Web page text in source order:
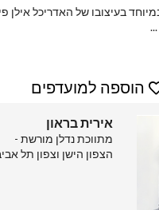
בעיצובו של האדריכל אילן
...
הוספה למועדפים
אירית בראון
מתווכת נדלן מורשת -
הצפון הישן וצפון תל